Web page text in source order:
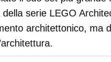
serie LEGO
architettonico, ma